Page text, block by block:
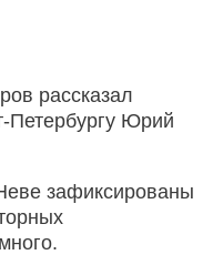
рассказал
Петербургу Юрий
зафиксированы